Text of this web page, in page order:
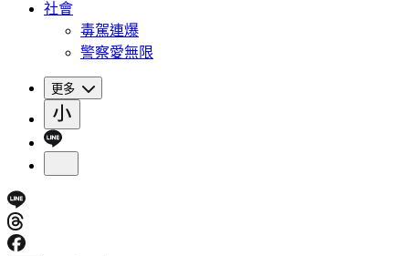
社會
毒駕連爆
警察愛無限
更多